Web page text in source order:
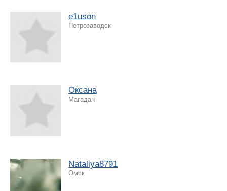
e1uson
Петрозаводск
Оксана
Магадан
Nataliya8791
Омск